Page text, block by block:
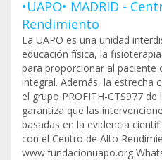
•UAPO• MADRID -
Rendimiento
La UAPO es una unidad
educación física, la
para proporcionar al paciente
integral. Además, la estrecha
el grupo PROFITH-CTS977
garantiza que las
basadas en la evidencia
con el Centro de Alto
www.fundacionuapo.org